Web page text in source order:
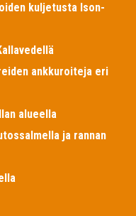
kuljetusta Ison-
ankkuroiteja eri
alueella
ja rannan